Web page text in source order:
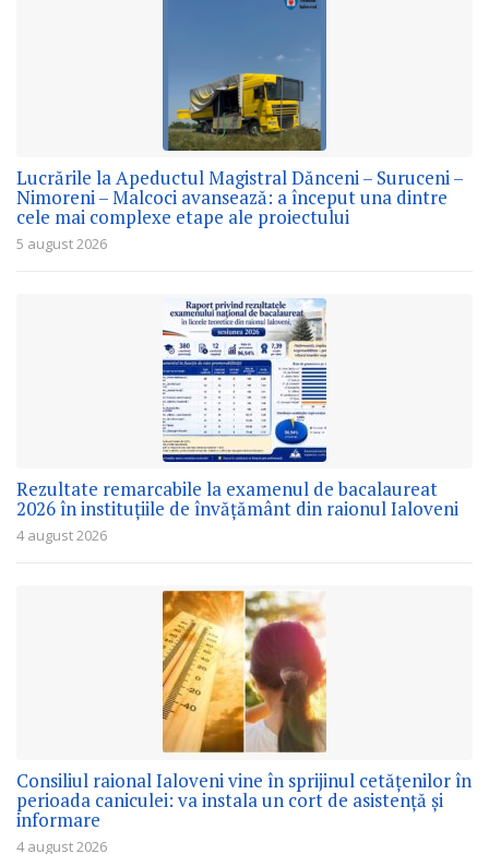
Lucrările la Apeductul Magistral Dănceni – Suruceni –
Nimoreni – Malcoci avansează: a început una dintre
cele mai complexe etape ale proiectului
5 august 2026
Rezultate remarcabile la examenul de bacalaureat
2026 în instituțiile de învățământ din raionul Ialoveni
4 august 2026
Consiliul raional Ialoveni vine în sprijinul cetățenilor în
perioada caniculei: va instala un cort de asistență și
informare
4 august 2026